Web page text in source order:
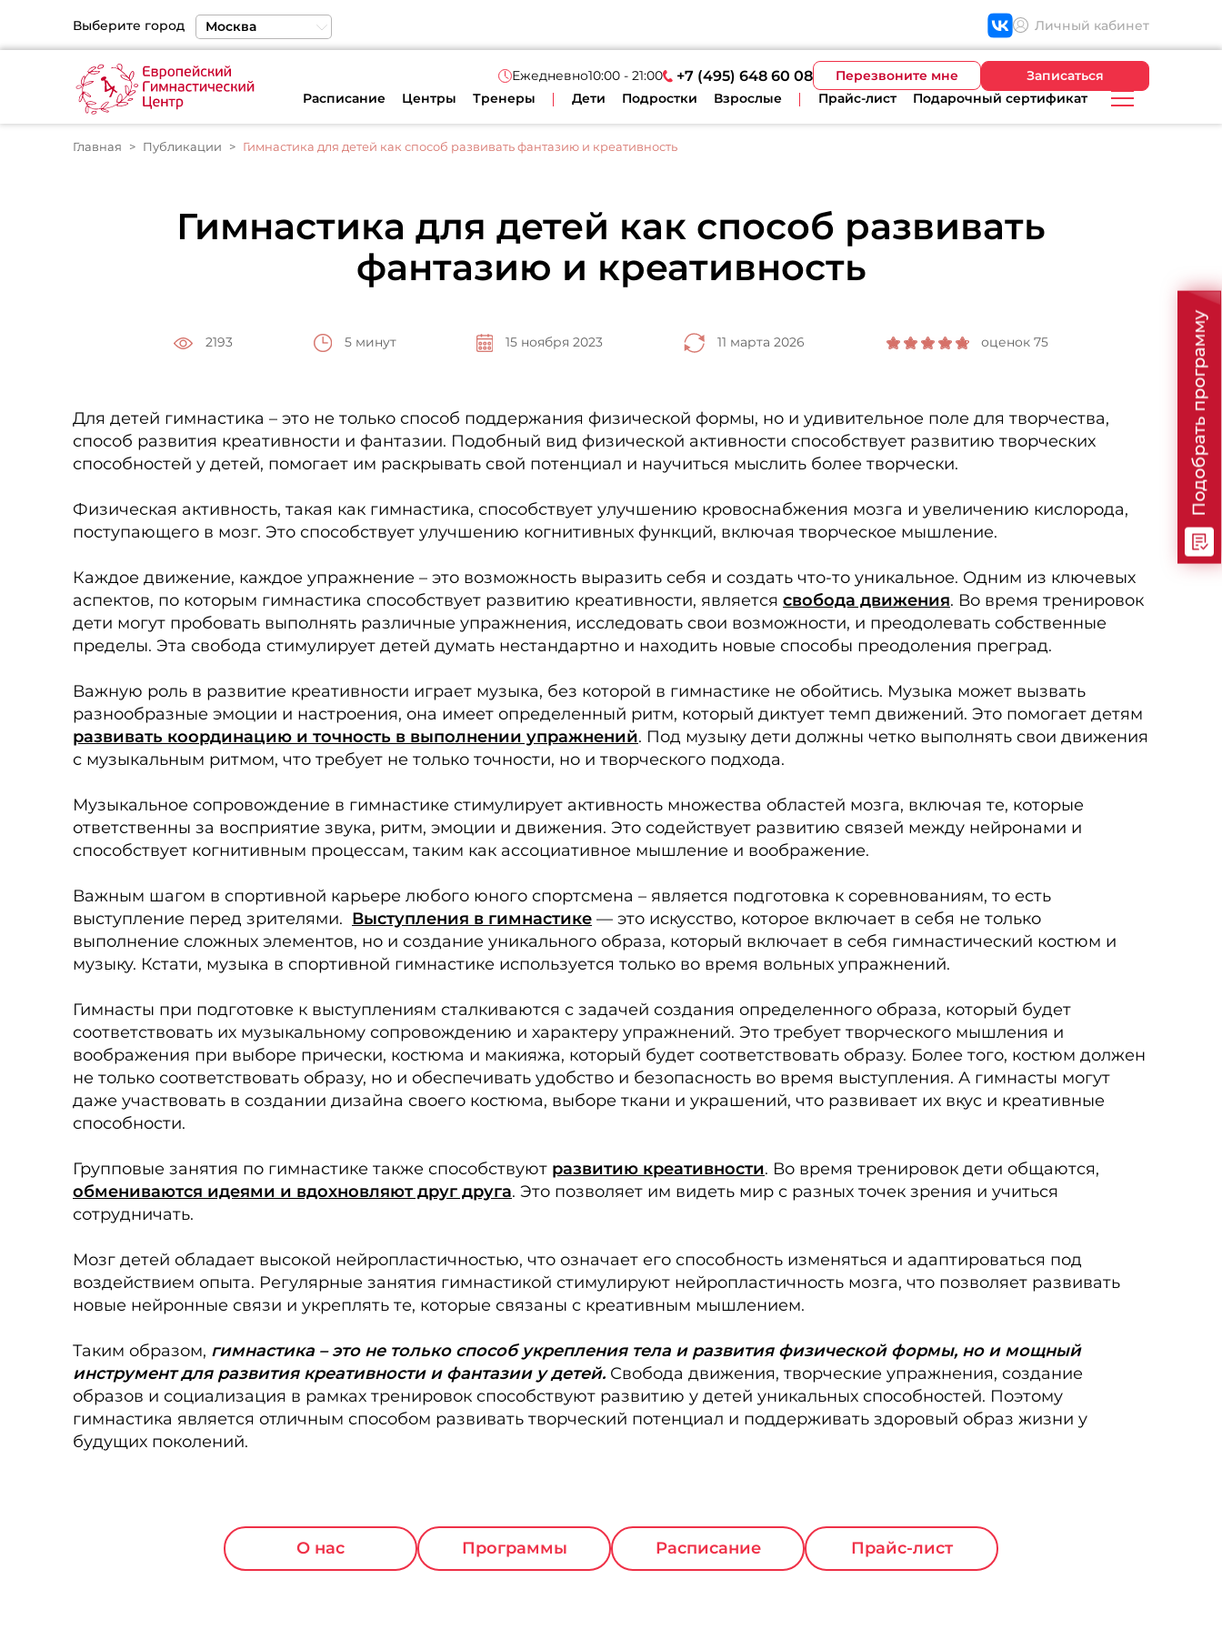
Подобрать программу
Выберите город
Москва
Санкт-Петербург
Екатеринбург
Личный кабинет
Ежедневно10:00 - 21:00 +7 (495) 648 60 08 Перезвоните мне
Записаться
Расписание
Центры Тренеры Дети Подростки Взрослые Прайс-лист Подарочный сертификат
Главная Публикации Гимнастика для детей как способ развивать фантазию и креативность
Гимнастика для детей как способ развивать
фантазию и креативность
2193 5 минут 15 ноября 2023 11 марта 2026 оценок 75
Для детей гимнастика – это не только способ поддержания физической формы, но и удивительное поле для творчества,
способ развития креативности и фантазии. Подобный вид физической активности способствует развитию творческих
способностей у детей, помогает им раскрывать свой потенциал и научиться мыслить более творчески.
Физическая активность, такая как гимнастика, способствует улучшению кровоснабжения мозга и увеличению кислорода,
поступающего в мозг. Это способствует улучшению когнитивных функций, включая творческое мышление.
Каждое движение, каждое упражнение – это возможность выразить себя и создать что-то уникальное. Одним из ключевых
аспектов, по которым гимнастика способствует развитию креативности, является свобода движения. Во время тренировок
дети могут пробовать выполнять различные упражнения, исследовать свои возможности, и преодолевать собственные
пределы. Эта свобода стимулирует детей думать нестандартно и находить новые способы преодоления преград.
Важную роль в развитие креативности играет музыка, без которой в гимнастике не обойтись. Музыка может вызвать
разнообразные эмоции и настроения, она имеет определенный ритм, который диктует темп движений. Это помогает детям
развивать координацию и точность в выполнении упражнений. Под музыку дети должны четко выполнять свои движения
с музыкальным ритмом, что требует не только точности, но и творческого подхода.
Музыкальное сопровождение в гимнастике стимулирует активность множества областей мозга, включая те, которые
ответственны за восприятие звука, ритм, эмоции и движения. Это содействует развитию связей между нейронами и
способствует когнитивным процессам, таким как ассоциативное мышление и воображение.
Важным шагом в спортивной карьере любого юного спортсмена – является подготовка к соревнованиям, то есть
выступление перед зрителями. Выступления в гимнастике — это искусство, которое включает в себя не только
выполнение сложных элементов, но и создание уникального образа, который включает в себя гимнастический костюм и
музыку. Кстати, музыка в спортивной гимнастике используется только во время вольных упражнений.
Гимнасты при подготовке к выступлениям сталкиваются с задачей создания определенного образа, который будет
соответствовать их музыкальному сопровождению и характеру упражнений. Это требует творческого мышления и
воображения при выборе прически, костюма и макияжа, который будет соответствовать образу. Более того, костюм должен
не только соответствовать образу, но и обеспечивать удобство и безопасность во время выступления. А гимнасты могут
даже участвовать в создании дизайна своего костюма, выборе ткани и украшений, что развивает их вкус и креативные
способности.
Групповые занятия по гимнастике также способствуют развитию креативности. Во время тренировок дети общаются,
обмениваются идеями и вдохновляют друг друга. Это позволяет им видеть мир с разных точек зрения и учиться
сотрудничать.
Мозг детей обладает высокой нейропластичностью, что означает его способность изменяться и адаптироваться под
воздействием опыта. Регулярные занятия гимнастикой стимулируют нейропластичность мозга, что позволяет развивать
новые нейронные связи и укреплять те, которые связаны с креативным мышлением.
Таким образом, гимнастика – это не только способ укрепления тела и развития физической формы, но и мощный
инструмент для развития креативности и фантазии у детей. Свобода движения, творческие упражнения, создание
образов и социализация в рамках тренировок способствуют развитию у детей уникальных способностей. Поэтому
гимнастика является отличным способом развивать творческий потенциал и поддерживать здоровый образ жизни у
будущих поколений.
О нас Программы Расписание Прайс-лист